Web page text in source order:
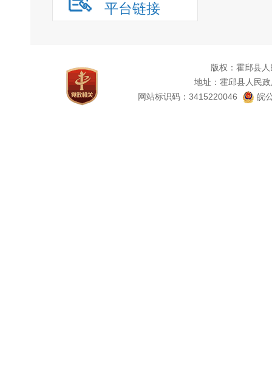
平台链接
版权：霍邱县
地址：霍邱县人民
网站标识码：3415220046
皖